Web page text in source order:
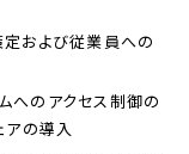
定および従業員への
へのアクセス制御の
アの導入